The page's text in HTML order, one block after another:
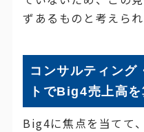
ずあるものと考えられ
コンサルティング
トでBig4売上高を
Big4に焦点を当てて